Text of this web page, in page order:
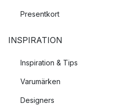
Presentkort
INSPIRATION
Inspiration & Tips
Varumärken
Designers